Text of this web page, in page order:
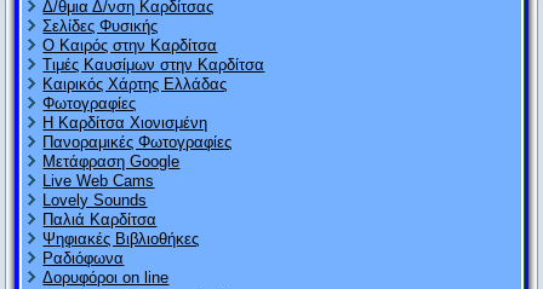
Δ/θμια Δ/νση Καρδίτσας
Σελίδες Φυσικής
Ο Καιρός στην Καρδίτσα
Τιμές Καυσίμων στην Καρδίτσα
Καιρικός Χάρτης Ελλάδας
Φωτογραφίες
Η Καρδίτσα Χιονισμένη
Πανοραμικές Φωτογραφίες
Μετάφραση Google
Live Web Cams
Lovely Sounds
Παλιά Καρδίτσα
Ψηφιακές Βιβλιοθήκες
Ραδιόφωνα
Δορυφόροι on line